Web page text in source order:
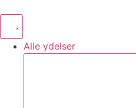
indhold
Alle ydelser